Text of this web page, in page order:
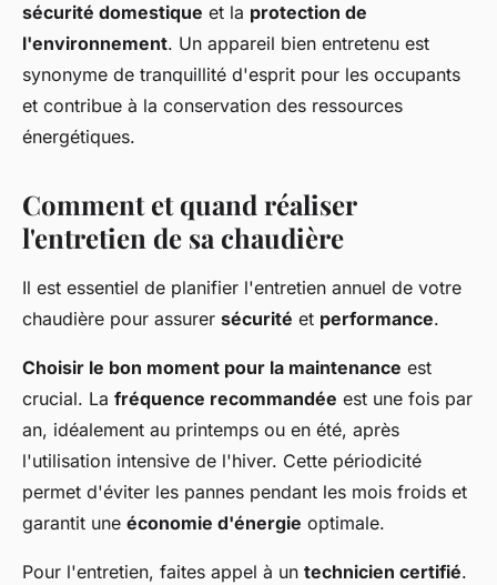
sécurité domestique et la protection de
l'environnement. Un appareil bien entretenu est
synonyme de tranquillité d'esprit pour les occupants
et contribue à la conservation des ressources
énergétiques.
Comment et quand réaliser
l'entretien de sa chaudière
Il est essentiel de planifier l'entretien annuel de votre
chaudière pour assurer sécurité et performance.
Choisir le bon moment pour la maintenance est
crucial. La fréquence recommandée est une fois par
an, idéalement au printemps ou en été, après
l'utilisation intensive de l'hiver. Cette périodicité
permet d'éviter les pannes pendant les mois froids et
garantit une économie d'énergie optimale.
Pour l'entretien, faites appel à un technicien certifié.